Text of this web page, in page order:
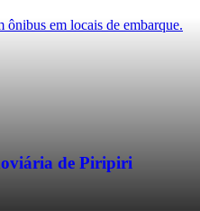
de Piripiri